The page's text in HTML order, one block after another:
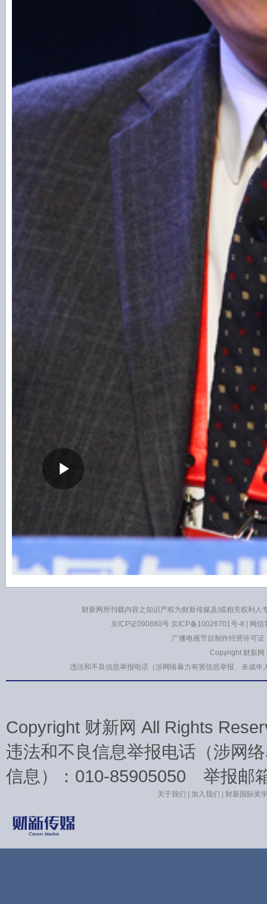
善，这是需要思考的问题。吴老师刚才
我用五分钟时间讲继续改革的着眼点。
我们在“十二五”期间需要关注的问题
全国统一市场。30年市场改革为什么重新
五”的所有结构问题，经济增长结构问题
题、产业转移、企业做大做强问题都和统
的统一市场密切相关。经济增长方式的
依靠投资转移到依靠内部需求，这是形
想针对这个问题主要开出的药方，劳动
问题，解决收入不均问题，在我看来这
有抓住问题根本，不然就是药方是无药
三年、两年就可以解决的，如果解决不了
正在加载评论信息，请稍
您好（请 登陆 后发表评论，并可同步到腾讯微博和新浪微博）
财新网所刊载内容之知识产权为财新传媒及/或相关权利
京ICP证090880号 京ICP备10026701号-8
网
广播电视节目制作经营许可
Copyright 财新
违法和不良信息举报电话（涉网络暴力有害信息举报、未成
Copyright 财新网 All Rights
违法和不良信息举报电话（涉网
信息）：010-85905050 举报邮
关于我们 加入我们 财新国际奖